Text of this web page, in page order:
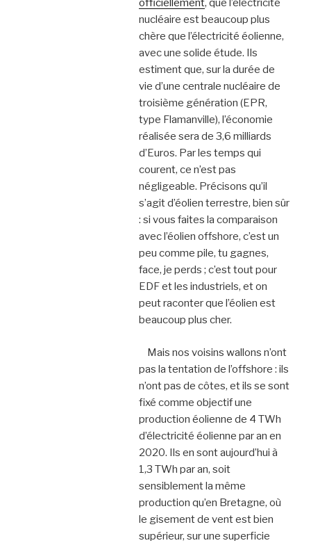
officiellement, que l’électricité
nucléaire est beaucoup plus
chère que l’électricité éolienne,
avec une solide étude. Ils
estiment que, sur la durée de
vie d’une centrale nucléaire de
troisième génération (EPR,
type Flamanville), l’économie
réalisée sera de 3,6 milliards
d’Euros. Par les temps qui
courent, ce n’est pas
négligeable. Précisons qu’il
s’agit d’éolien terrestre, bien sûr
: si vous faites la comparaison
avec l’éolien offshore, c’est un
peu comme pile, tu gagnes,
face, je perds ; c’est tout pour
EDF et les industriels, et on
peut raconter que l’éolien est
beaucoup plus cher.
Mais nos voisins wallons n’ont
pas la tentation de l’offshore : ils
n’ont pas de côtes, et ils se sont
fixé comme objectif une
production éolienne de 4 TWh
d’électricité éolienne par an en
2020. Ils en sont aujourd’hui à
1,3 TWh par an, soit
sensiblement la même
production qu’en Bretagne, où
le gisement de vent est bien
supérieur, sur une superficie